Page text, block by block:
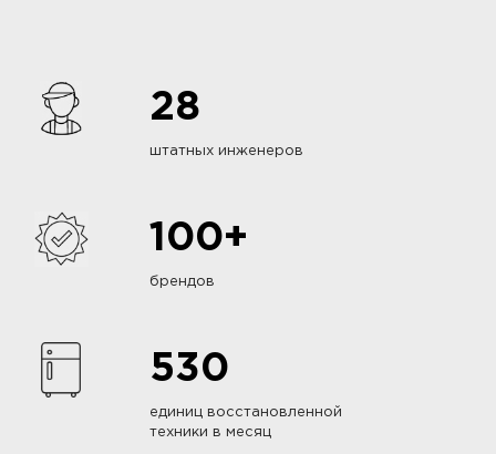
28
штатных инженеров
100+
брендов
530
единиц восстановленной
техники в месяц